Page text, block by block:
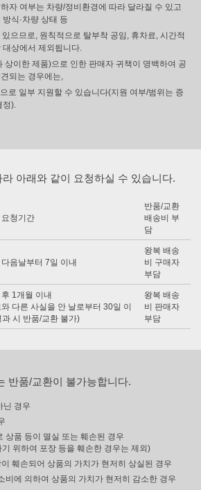
자 여부는 차량/정비환경에 따라 달라질 수 있고
식·차량 상태 등
으므로, 원칙적으로 탈부착 공임, 휴차료, 시간적
대상에서 제외됩니다.
상이한 제품)으로 인한 판매자 귀책이 명백하여 공
되는 경우에는,
로 일부 지원할 수 있습니다(지원 여부/범위는 증
정).
아래와 같이 요청하실 수 있습니다.
청기간
반품/교환
배송비 부
담
음날부터 7일 이내
왕복 배송
비 구매자
부담
1개월 이내
다른 사실을 안 날로부터 30일 이
시 반품/교환 불가)
왕복 배송
비 판매자
부담
반품/교환이 불가능합니다.
닌 경우
상품 등이 멸실 또는 훼손된 경우
위하여 포장 등을 훼손한 경우는 제외)
훼손되어 상품의 가치가 현저히 상실된 경우
비에 의하여 상품의 가치가 현저히 감소한 경우